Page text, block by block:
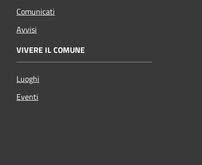
Comunicati
Avvisi
VIVERE IL COMUNE
Luoghi
Eventi